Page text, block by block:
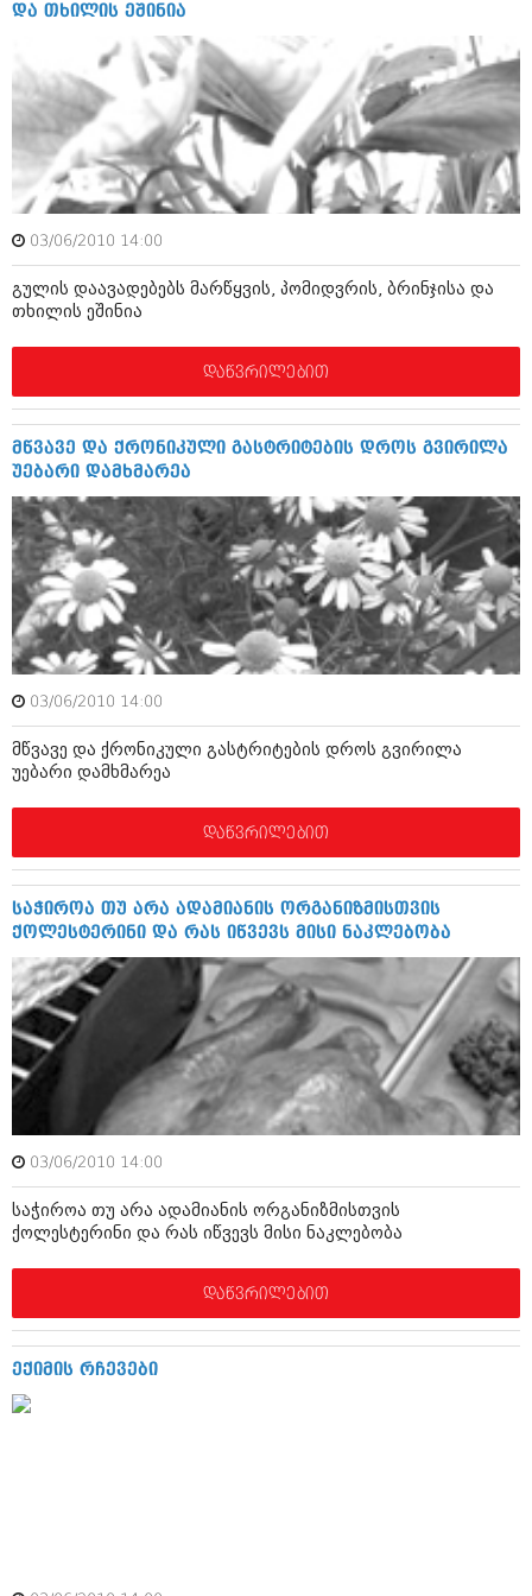
ოქტომბერი 2017 (231)
სექტემბერი 2017 (261)
აგვისტო 2017 (212)
ივლისი 2017 (233)
ივნისი 2017 (265)
მაისი 2017 (216)
აპრილი 2017 (220)
მარტი 2017 (212)
თებერვალი 2017 (205)
იანვარი 2017 (246)
დეკემბერი 2016 (207)
ნოემბერი 2016 (207)
აგვისტო 2016 (258)
ივნისი 2016 (221)
მაისი 2016 (261)
აპრილი 2016 (215)
მარტი 2016 (200)
თებერვალი 2016 (250)
იანვარი 2016 (206)
დეკემბერი 2015 (207)
ნოემბერი 2015 (264)
ოქტომბერი 2015 (204)
სექტემბერი 2015 (215)
აგვისტო 2015 (286)
აპრილი 2015 (208)
მარტი 2015 (365)
თებერვალი 2015 (286)
იანვარი 2015 (247)
დეკემბერი 2014 (342)
ოქტომბერი 2014 (292)
სექტემბერი 2014 (394)
ივლისი 2014 (313)
ივნისი 2014 (366)
მაისი 2014 (313)
აპრილი 2014 (290)
მარტი 2014 (413)
თებერვალი 2014 (318)
იანვარი 2014 (297)
დეკემბერი 2013 (365)
ნოემბერი 2013 (279)
ოქტომბერი 2013 (256)
სექტემბერი 2013 (368)
აგვისტო 2013 (89)
ივნისი 2013 (212)
აპრილი 2013 (304)
თებერვალი 2013 (204)
მაისი 2012 (240)
და თხილის ეშინია
03/06/2010 14:00
გულის დაავადებებს მარწყვის, პომიდვრის, ბრინჯისა და
თხილის ეშინია
დაწვრილებით
მწვავე და ქრონიკული გასტრიტების დროს გვირილა
უებარი დამხმარეა
03/06/2010 14:00
მწვავე და ქრონიკული გასტრიტების დროს გვირილა
უებარი დამხმარეა
დაწვრილებით
საჭიროა თუ არა ადამიანის ორგანიზმისთვის
ქოლესტერინი და რას იწვევს მისი ნაკლებობა
03/06/2010 14:00
საჭიროა თუ არა ადამიანის ორგანიზმისთვის
ქოლესტერინი და რას იწვევს მისი ნაკლებობა
დაწვრილებით
ექიმის რჩევები